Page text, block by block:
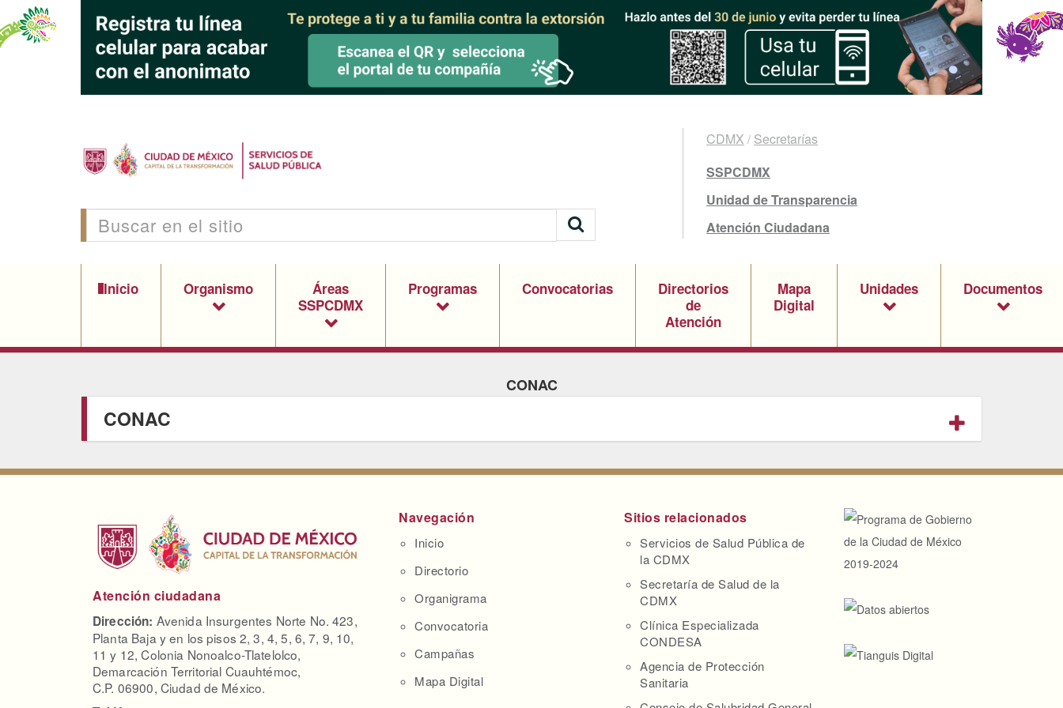
CDMX / Secretarías
SSPCDMX
Unidad de Transparencia
Atención Ciudadana
Inicio Organismo
Áreas
SSPCDMX
Programas Convocatorias
Directorios
de
Atención
Mapa
Digital
Unidades Documentos
CONAC
CONAC
Atención ciudadana
Dirección: Avenida Insurgentes Norte No. 423,
Planta Baja y en los pisos 2, 3, 4, 5, 6, 7, 9, 10,
11 y 12, Colonia Nonoalco-Tlatelolco,
Demarcación Territorial Cuauhtémoc,
C.P. 06900, Ciudad de México.
Navegación
Inicio
Directorio
Organigrama
Convocatoria
Campañas
Mapa Digital
Sitios relacionados
Servicios de Salud Pública de
la CDMX
Secretaría de Salud de la
CDMX
Clínica Especializada
CONDESA
Agencia de Protección
Sanitaria